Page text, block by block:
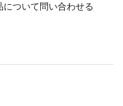
について問い合わせる